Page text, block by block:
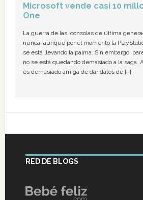
Microsoft vende casi 10
One
La guerra de las consolas de última
nunca, aunque por el momento la
se está llevando la palma. Sin embargo,
no se está quedando demasiado a la saga.
es demasiado amiga de dar datos de […]
RED DE BLOGS